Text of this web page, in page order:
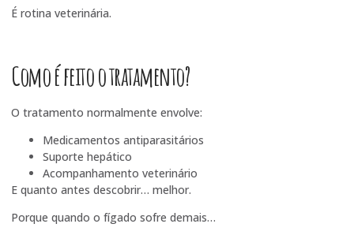
É rotina veterinária.
Como é feito o tratamento?
O tratamento normalmente envolve:
Medicamentos antiparasitários
Suporte hepático
Acompanhamento veterinário
E quanto antes descobrir… melhor.
Porque quando o fígado sofre demais…